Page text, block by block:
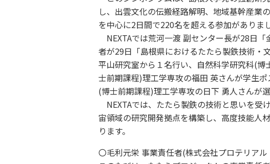
し、出雲文化の伝搬経路解明、地域基幹産業
を中心に2日間で220名を超える参加がありま
NEXTAでは荒河一渡 副センター長が28日
者が29日「島根県におけるたたら製鉄技術・
平山研究室から１名行い、自然科学研究科(
士前期課程)理工学専攻の福田 英さんが学生
(博士前期課程)理工学専攻の日下 勇人さんが選
NEXTAでは、たたら製鉄の技術と思いを受
宙領域の研究開発拠点を構築し、高度技能人
ります。
〇毛利元栄 事業責任者(株式会社プロテリア